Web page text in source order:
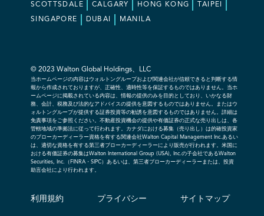
SCOTTSDALE CALGARY HONG KONG TAIPEI
SINGAPORE DUBAI MANILA
© 2023 Walton Global Holdings、LLC
当ホームページの内容はウォルトングループおよび関連会社が信頼できると判断する情
報から作成されておりますが、正確性、適時性等を保証するものではありません。当ホ
ームページに掲載されている内容は、情報の提供のみを目的としており、いかなる財
務、会計、税務及び法的なアドバイスの提供を意図するものではありません。またはウ
ォルトングループが提供する証券投資等の勧誘を意図するものではありません。詳細は
免責事項をご参照ください。不動産投資機会の提供や有価証券の正式な売り出しは、各
管轄地域の準拠法に従って行われます。カナダにおける募集（売り出し）は的確投資家
のブローカーディーラー資格を有する関連会社Walton Capital Management Inc.あるい
は、適切な資格を有する第三者ブローカーディーラーにより販売が行われます。米国に
おける有価証券の募集はWalton International Group (USA), Inc.の子会社であるWalton
Securities, Inc.（FINRA・SIPC）あるいは、第三者ブローカーディーラーまたは、投資
助言会社により行われます。
利用規約 プライバシー サイトマップ